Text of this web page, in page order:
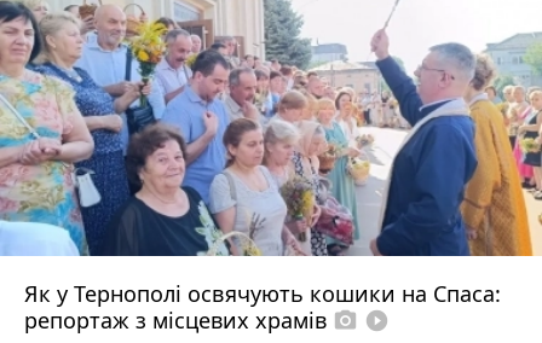
Як у Тернополі освячують кошики на Спаса:
репортаж з місцевих храмів photo_camera play_circle_filled